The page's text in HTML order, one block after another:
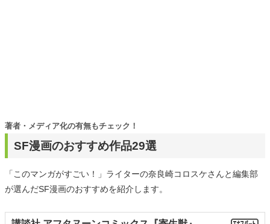
SF漫画のおすすめ作品29選
著者・メディア化の有無もチェック！
「このマンガがすごい！」ライターの奈良崎コロスケさんと編集部
が選んだSF漫画のおすすめを紹介します。